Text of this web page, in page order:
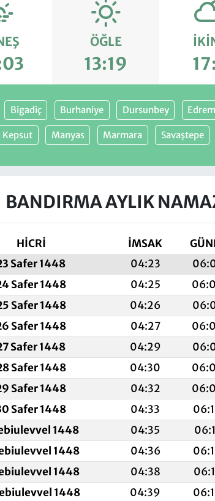
ÖĞLE
13:19
Bigadiç Burhaniye Dursunbey
Kepsut Manyas Marmara Savaştepe
BANDIRMA AYLIK
HİCRİ İMSAK
Safer 1448 04:23
Safer 1448 04:25
Safer 1448 04:26
Safer 1448 04:27
Safer 1448 04:29
Safer 1448 04:30
Safer 1448 04:32
Safer 1448 04:33
1448 04:35
1448 04:36
1448 04:38
1448 04:39